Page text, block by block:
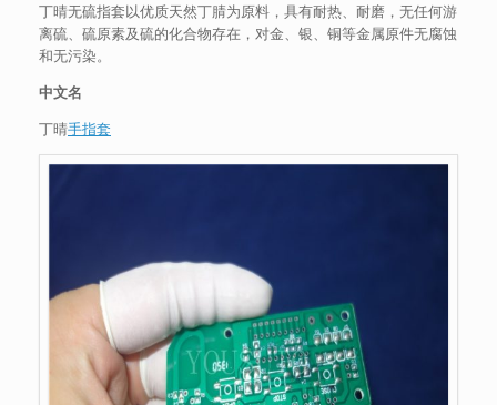
丁晴无硫指套以优质天然丁腈为原料，具有耐热、耐磨，无任何游
离硫、硫原素及硫的化合物存在，对金、银、铜等金属原件无腐蚀
和无污染。
中文名
丁晴手指套